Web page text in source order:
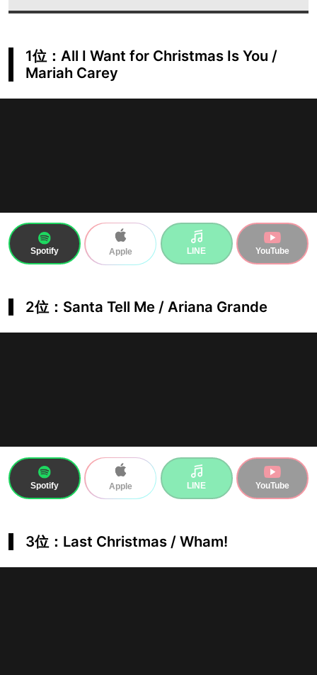
1位：All I Want for Christmas Is You /
Mariah Carey
Spotify Apple LINE YouTube
2位：Santa Tell Me / Ariana Grande
Spotify Apple LINE YouTube
3位：Last Christmas / Wham!